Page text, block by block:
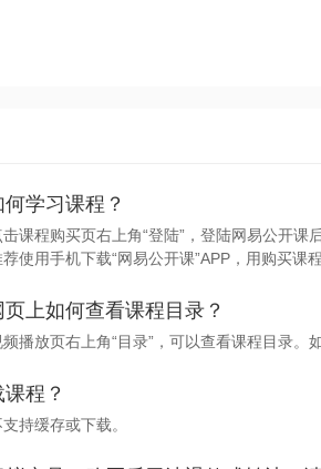
学习课程？
课程购买页右上角“登陆”，登陆网易公开课
使用手机下载“网易公开课”APP，用购买课
上如何查看课程目录？
播放页右上角“目录”，可以查看课程目录
程？
持缓存或下载。